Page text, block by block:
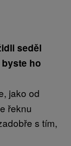
seděl
ho
jako od
řeknu
s tím,